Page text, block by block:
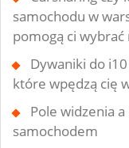
samochodu w
pomogą ci wybrać
Dywaniki do
które wpędzą cię
Pole widzenia
samochodem